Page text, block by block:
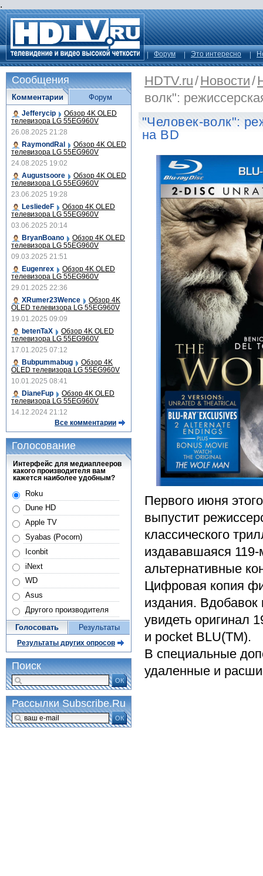
.
Форум Это интересно
HDTV.ru/Новости/
волк":
"Человек-волк":
на BD
Первого июня
выпустит
классического
издававшаяся
альтернативные
Цифровая копия
издания. Вдобавок
увидеть оригинал
и pocket BLU(TM).
В специальные
удаленные и
Сообщения
Комментарии
Jefferycip Обзор 4K OLED
телевизора LG 55EG960V
26.08.2025 21:28
RaymondRal
Обзор 4K OLED
телевизора LG 55EG960V
24.08.2025 19:02
Augustsoore
Обзор 4K OLED
телевизора LG 55EG960V
23.06.2025 19:28
LesliedeF
Обзор 4K OLED
телевизора LG 55EG960V
03.06.2025 20:14
BryanBoano
Обзор 4K OLED
телевизора LG 55EG960V
09.03.2025 21:51
Eugenrex
Обзор 4K OLED
телевизора LG 55EG960V
29.01.2025 22:36
XRumer23Wence
Обзор 4K
OLED телевизора LG 55EG960V
19.01.2025 09:09
betenTaX
Обзор 4K OLED
телевизора LG 55EG960V
17.01.2025 07:12
Bubpummabug
Обзор 4K
OLED телевизора LG 55EG960V
10.01.2025 08:41
DianeFup
Обзор 4K OLED
телевизора LG 55EG960V
14.12.2024 21:12
Все комментарии
Форум
Голосование
Интерфейс для медиаплееров
какого производителя вам
кажется наиболее удобным?
Roku
Dune HD
Apple TV
Syabas (Pocorn)
Iconbit
iNext
WD
Asus
Другого производителя
Голосовать Результаты
Результаты других опросов
Поиск
ОК
Рассылки Subscribe.Ru
ОК